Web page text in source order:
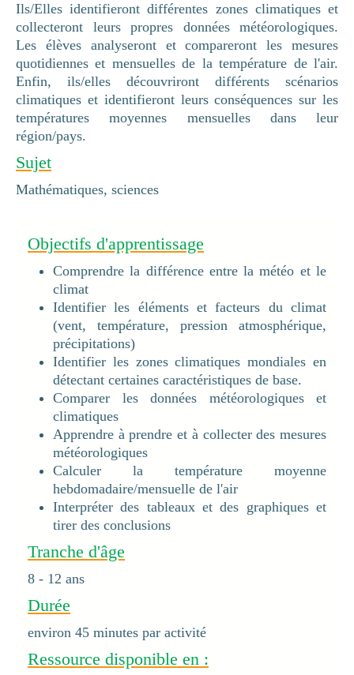
Ils/Elles identifieront différentes zones climatiques et
collecteront leurs propres données météorologiques.
Les élèves analyseront et compareront les mesures
quotidiennes et mensuelles de la température de l'air.
Enfin, ils/elles découvriront différents scénarios
climatiques et identifieront leurs conséquences sur les
températures moyennes mensuelles dans leur
région/pays.
Sujet
Mathématiques, sciences
Objectifs d'apprentissage
Comprendre la différence entre la météo et le
climat
Identifier les éléments et facteurs du climat
(vent, température, pression atmosphérique,
précipitations)
Identifier les zones climatiques mondiales en
détectant certaines caractéristiques de base.
Comparer les données météorologiques et
climatiques
Apprendre à prendre et à collecter des mesures
météorologiques
Calculer la température moyenne
hebdomadaire/mensuelle de l'air
Interpréter des tableaux et des graphiques et
tirer des conclusions
Tranche d'âge
8 - 12 ans
Durée
environ 45 minutes par activité
Ressource disponible en :